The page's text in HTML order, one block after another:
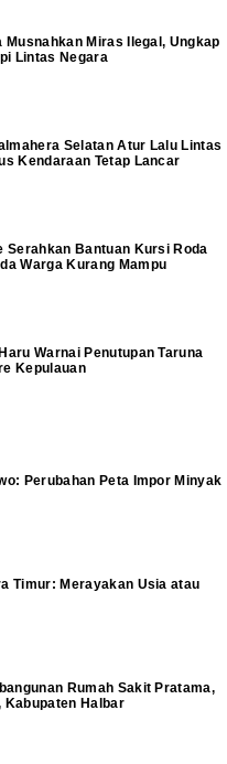
Musnahkan Miras Ilegal, Ungkap
Lintas Negara
Selatan Atur Lalu Lintas
Kendaraan Tetap Lancar
Serahkan Bantuan Kursi Roda
Warga Kurang Mampu
Warnai Penutupan Taruna
Kepulauan
Perubahan Peta Impor Minyak
Timur: Merayakan Usia atau
Rumah Sakit Pratama,
Kabupaten Halbar